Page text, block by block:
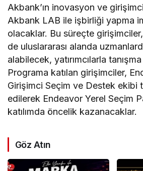
Akbank’ın inovasyon ve
Akbank LAB ile işbirliği yapma
olacaklar. Bu süreçte
de uluslararası alanda
alabilecek, yatırımcılarla
Programa katılan girişimciler,
Girişimci Seçim ve Destek ekibi
edilerek Endeavor Yerel Seçim
katılımda öncelik kazanacaklar.
Göz Atın